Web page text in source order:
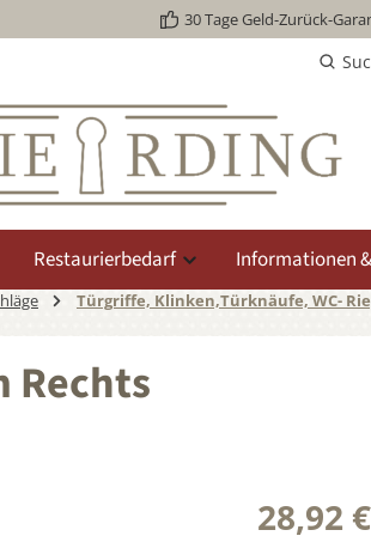
30 Tage Geld-Zurück-
Restaurierbedarf Informationen
Türgriffe, Klinken,Türknäufe, WC-
Rechts
28,92 €